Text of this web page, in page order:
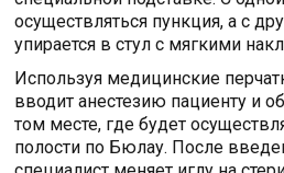
осуществляться пункция, а с
упирается в стул с мягкими
Используя медицинские
вводит анестезию пациенту и
том месте, где будет
полости по Бюлау. После